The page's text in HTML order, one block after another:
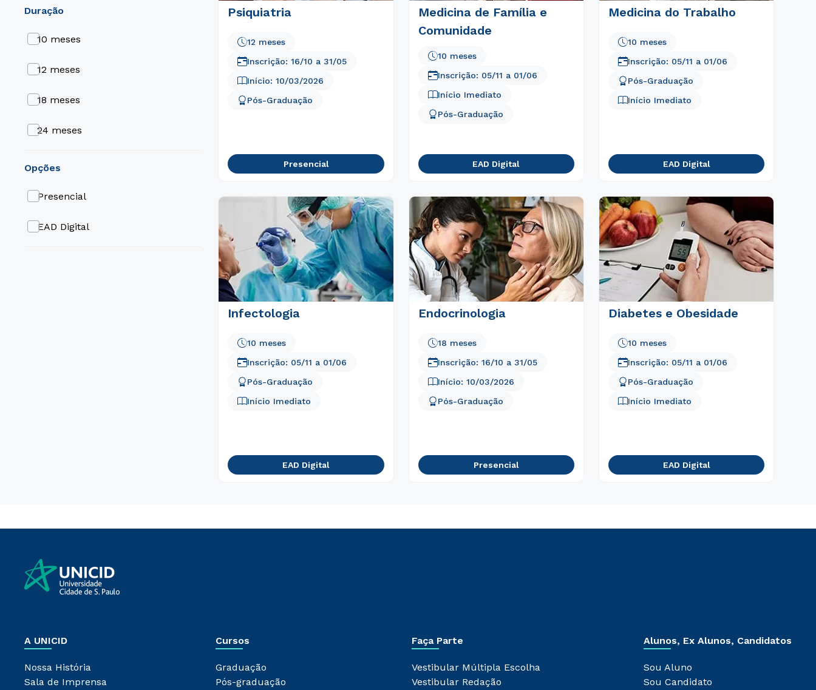
duração
10 meses
12 meses
18 meses
24 meses
opções
Presencial
EAD Digital
Psiquiatria
Início:10/03/2026
12 meses
Pós-Graduação
Inscrição:16/10 a 31/05
Presencial
Medicina de Família e
Comunidade
Início Imediato
10 meses
Pós-Graduação
Inscrição: 05/11 a 01/06
EAD Digital
Medicina do Trabalho
10 meses
Pós-Graduação
Início Imediato
Inscrição: 05/11 a 01/06
EAD Digital
Infectologia
10 meses
Pós-Graduação
Início Imediato
Inscrição: 05/11 a 01/06
EAD Digital
Endocrinologia
18 meses
Início: 10/03/2026
Pós-Graduação
Inscrição: 16/10 a 31/05
Presencial
Diabetes e Obesidade
Pós-Graduação
10 meses
Início Imediato
Inscrição: 05/11 a 01/06
EAD Digital
A UNICID
Nossa História
Sala de Imprensa
Cursos
Graduação
Pós-graduação
Faça Parte
Vestibular Múltipla Escolha
Vestibular Redação
Alunos, Ex Alunos, Candidatos
Sou Aluno
Sou Candidato
Rápido e fácil
WhatsApp
ou